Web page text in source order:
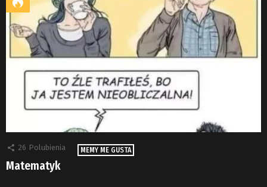
26 Polubienia MEMY ME GUSTA
Matematyk